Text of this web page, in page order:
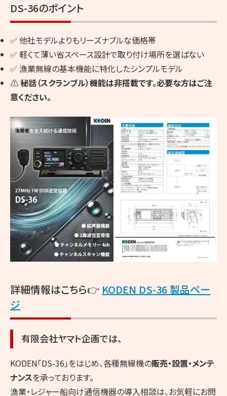
DS-36のポイント
✅ 他社モデルよりもリーズナブルな価格帯
✅ 軽くて薄い省スペース設計で取り付け場所を選ばない
✅ 漁業無線の基本機能に特化したシンプルモデル
⚠️秘話（スクランブル）機能は非搭載です。必要な方はご注
意ください。
詳細情報はこちら👉 KODEN DS-36 製品ペー
ジ
有限会社ヤマト企画では、
KODEN「DS-36」をはじめ、各種無線機の販売・設置・メンテ
ナンスを承っております。
漁業・レジャー船向け通信機器の導入相談は、お気軽にお問